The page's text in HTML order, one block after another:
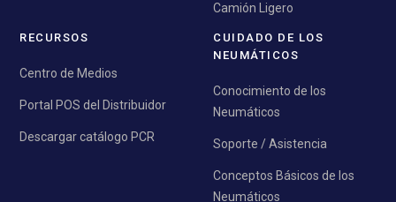
Camión Ligero
RECURSOS
Centro de Medios
Portal POS del Distribuidor
Descargar catálogo PCR
CUIDADO DE LOS
NEUMÁTICOS
Conocimiento de los
Neumáticos
Soporte / Asistencia
Conceptos Básicos de los
Neumáticos